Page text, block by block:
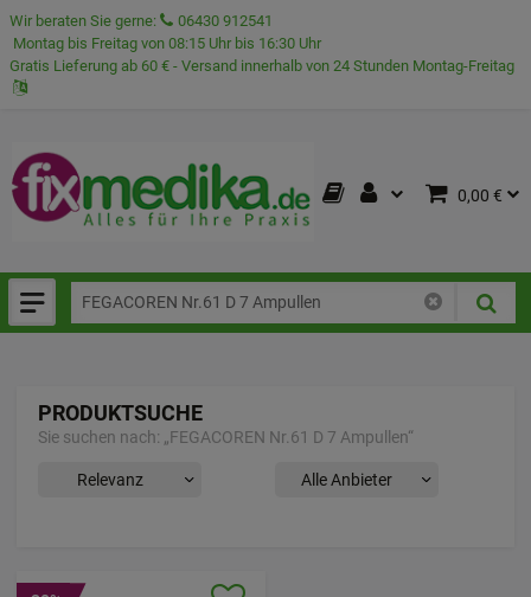
Wir beraten Sie gerne:
06430 912541
Montag bis Freitag von 08:15 Uhr bis 16:30 Uhr
Gratis Lieferung ab 60 € - Versand innerhalb von 24 Stunden Montag-Freitag
0,00 €
PRODUKTSUCHE
Sie suchen nach: „FEGACOREN Nr.61 D 7 Ampullen“